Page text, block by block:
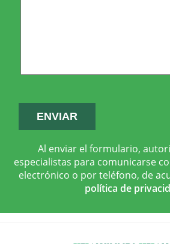
Al enviar el formulario,
especialistas para comunicarse
electrónico o por teléfono, de
política de